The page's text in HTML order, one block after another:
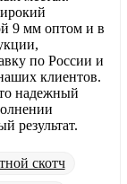
9 мм оптом и в
по России и
клиентов.
надежный
результат.
скотч